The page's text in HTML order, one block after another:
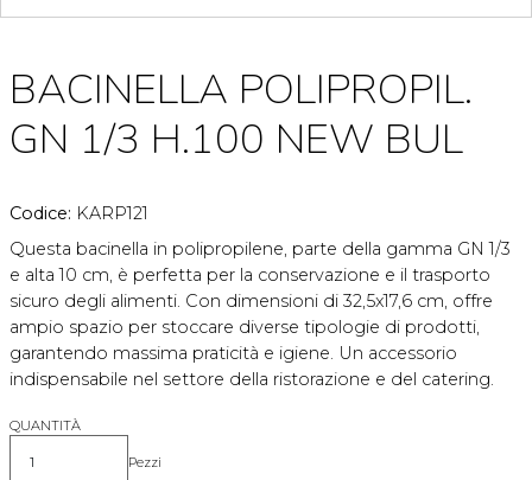
BACINELLA POLIPROPIL.
GN 1/3 H.100 NEW BUL
Codice: KARP121
Questa bacinella in polipropilene, parte della gamma GN 1/3
e alta 10 cm, è perfetta per la conservazione e il trasporto
sicuro degli alimenti. Con dimensioni di 32,5x17,6 cm, offre
ampio spazio per stoccare diverse tipologie di prodotti,
garantendo massima praticità e igiene. Un accessorio
indispensabile nel settore della ristorazione e del catering.
QUANTITÀ
Quantità Pezzi